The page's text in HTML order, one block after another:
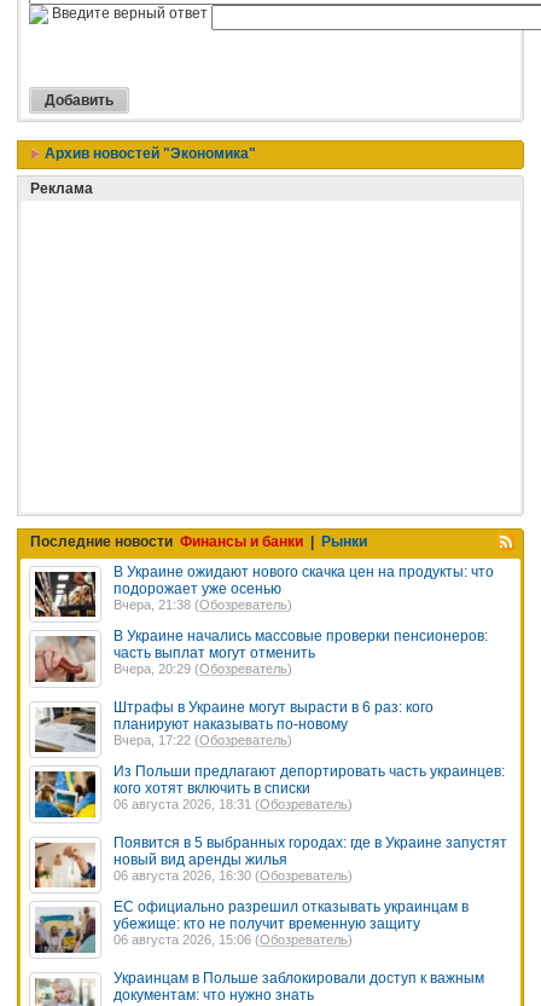
Введите верный ответ
Архив новостей "Экономика"
Реклама
Последние новости Финансы и банки | Рынки
В Украине ожидают нового скачка цен на продукты: что
подорожает уже осенью
Вчера, 21:38 (Обозреватель)
В Украине начались массовые проверки пенсионеров:
часть выплат могут отменить
Вчера, 20:29 (Обозреватель)
Штрафы в Украине могут вырасти в 6 раз: кого
планируют наказывать по-новому
Вчера, 17:22 (Обозреватель)
Из Польши предлагают депортировать часть украинцев:
кого хотят включить в списки
06 августа 2026, 18:31 (Обозреватель)
Появится в 5 выбранных городах: где в Украине запустят
новый вид аренды жилья
06 августа 2026, 16:30 (Обозреватель)
ЕС официально разрешил отказывать украинцам в
убежище: кто не получит временную защиту
06 августа 2026, 15:06 (Обозреватель)
Украинцам в Польше заблокировали доступ к важным
документам: что нужно знать